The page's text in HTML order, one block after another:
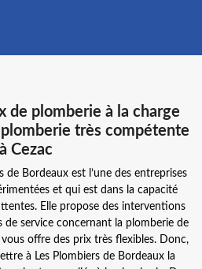
de plomberie à la charge
très compétente
à Cezac
de Bordeaux est l’une des entreprises
et qui est dans la capacité
Elle propose des interventions
service concernant la plomberie de
offre des prix très flexibles. Donc,
à Les Plombiers de Bordeaux la